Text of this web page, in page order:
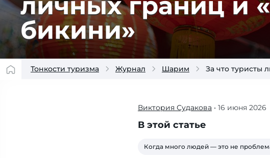
бикини»
Тонкости туризма Журнал Шарим За что туристы
Китай
не
на
Виктория Судакова • 16 июня 2026
В этой статье
Когда много людей — это не